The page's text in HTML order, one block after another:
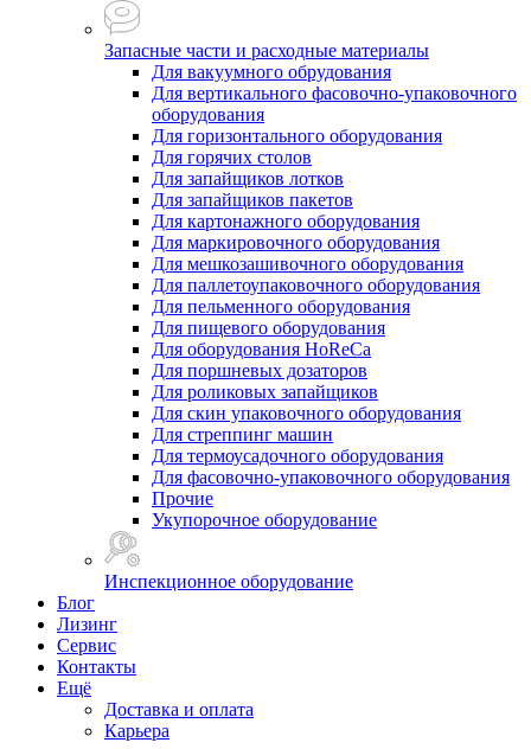
Запасные части и расходные материалы
Для вакуумного обрудования
Для вертикального фасовочно-упаковочного
оборудования
Для горизонтального оборудования
Для горячих столов
Для запайщиков лотков
Для запайщиков пакетов
Для картонажного оборудования
Для маркировочного оборудования
Для мешкозашивочного оборудования
Для паллетоупаковочного оборудования
Для пельменного оборудования
Для пищевого оборудования
Для оборудования HoReCa
Для поршневых дозаторов
Для роликовых запайщиков
Для скин упаковочного оборудования
Для стреппинг машин
Для термоусадочного оборудования
Для фасовочно-упаковочного оборудования
Прочие
Укупорочное оборудование
Инспекционное оборудование
Блог
Лизинг
Сервис
Контакты
Ещё
Доставка и оплата
Карьера